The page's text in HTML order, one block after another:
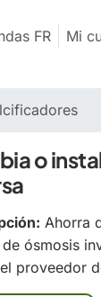
FR Mi
o
Ahorra
ósmosis
proveedor